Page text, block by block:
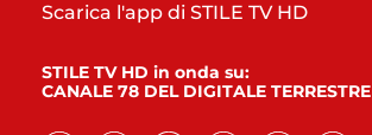
Scarica l'app di STILE TV HD
STILE TV HD in onda su:
CANALE 78 DEL DIGITALE TERRESTRE